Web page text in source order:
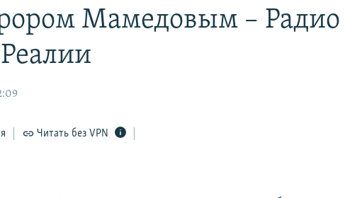
Мамедовым – Радио
Читать без VPN